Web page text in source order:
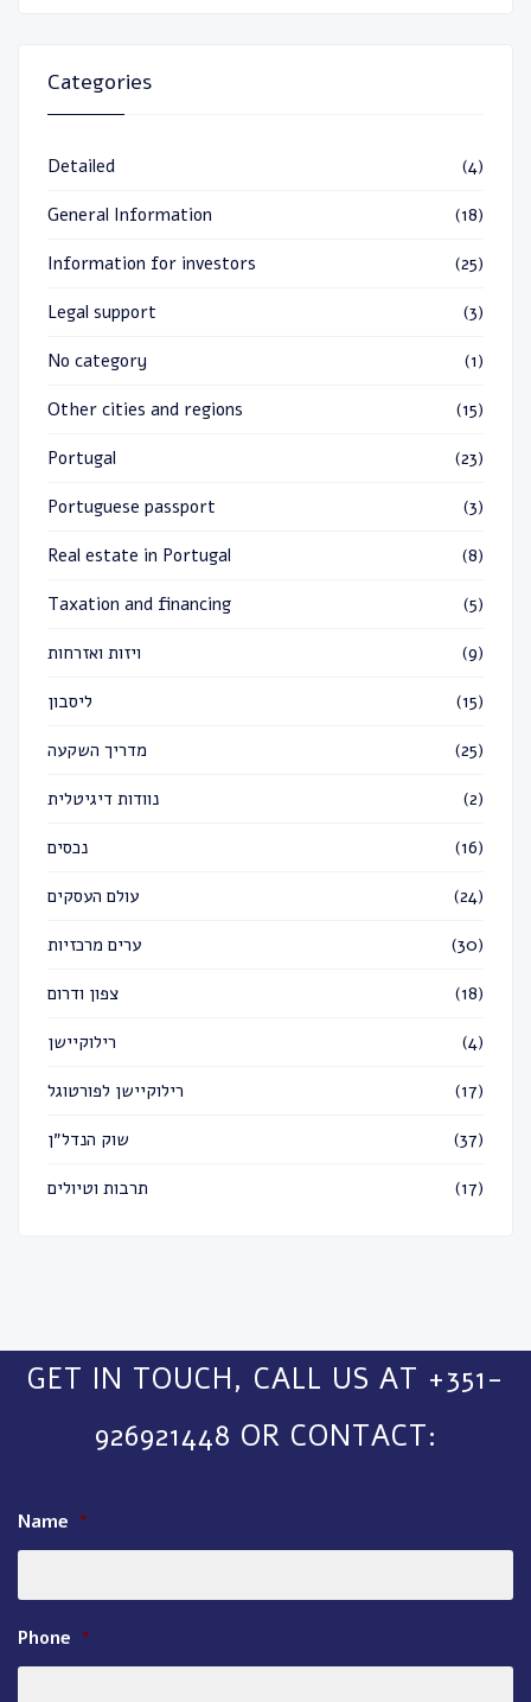
Categories
Detailed (4)
General Information (18)
Information for investors (25)
Legal support (3)
No category (1)
Other cities and regions (15)
Portugal (23)
Portuguese passport (3)
Real estate in Portugal (8)
Taxation and financing (5)
ויזות ואזרחות (9)
ליסבון (15)
מדריך השקעה (25)
נוודות דיגיטלית (2)
נכסים (16)
עולם העסקים (24)
ערים מרכזיות (30)
צפון ודרום (18)
רילוקיישן (4)
רילוקיישן לפורטוגל (17)
שוק הנדל״ן (37)
תרבות וטיולים (17)
GET IN TOUCH, CALL US AT +351-
926921448 OR CONTACT:
Name *
Phone *